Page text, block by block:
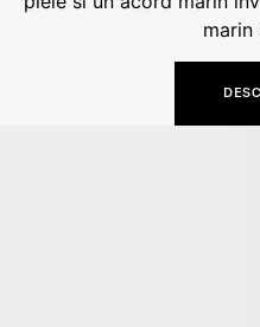
marin